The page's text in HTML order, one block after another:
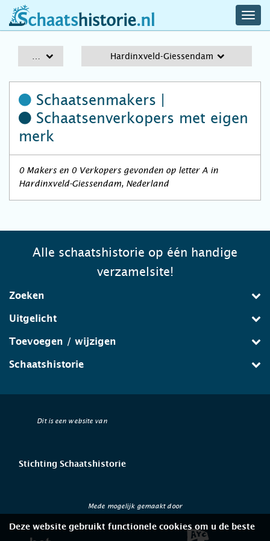
schaatshistorie.nl
Hardinxveld-Giessendam
Schaatsenmakers |
Schaatsenverkopers met eigen
merk
0 Makers en 0 Verkopers gevonden op letter A in
Hardinxveld-Giessendam, Nederland
Alle schaatshistorie op één handige
verzamelsite!
Zoeken
Uitgelicht
Toevoegen / wijzigen
Schaatshistorie
Dit is een website van
Stichting Schaatshistorie
Mede mogelijk gemaakt door
Deze website gebruikt functionele cookies om u de beste